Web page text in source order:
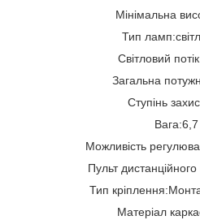
Мінімальна
Тип
Світловий
Загальна
Ступінь
Вага:6,7
Можливість
Пульт
Тип
Матеріал